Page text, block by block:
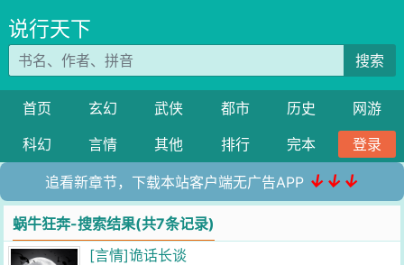
说行天下
搜索
首页 玄幻 武侠 都市 历史
网游
科幻
言情 其他 排行 完本 登录
追看新章节，下载本站客户端无广告APP ↓↓↓
蜗牛狂奔-搜索结果(共7条记录)
[言情]诡话长谈